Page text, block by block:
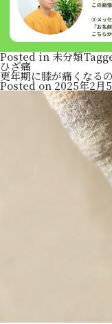
Posted in未分類
ひざ痛
更年期に膝が痛くなる
Posted on2025年2月